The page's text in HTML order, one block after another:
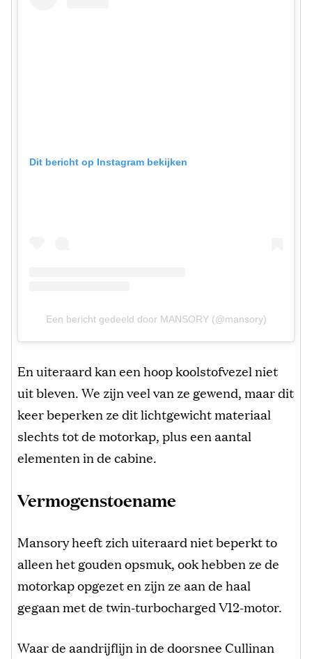
Dit bericht op Instagram bekijken
Een bericht gedeeld door MANSORY (@mansory)
En uiteraard kan een hoop koolstofvezel niet
uit bleven. We zijn veel van ze gewend, maar dit
keer beperken ze dit lichtgewicht materiaal
slechts tot de motorkap, plus een aantal
elementen in de cabine.
Vermogenstoename
Mansory heeft zich uiteraard niet beperkt to
alleen het gouden opsmuk, ook hebben ze de
motorkap opgezet en zijn ze aan de haal
gegaan met de twin-turbocharged V12-motor.
Waar de aandrijflijn in de doorsnee Cullinan